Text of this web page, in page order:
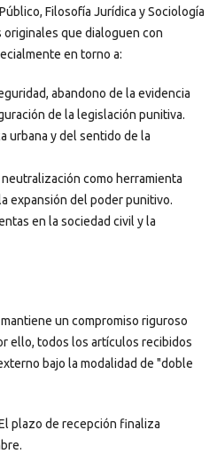
Filosofía Jurídica y Sociología
que dialoguen con
en torno a:
abandono de la evidencia
de la legislación punitiva.
urbana y del sentido de la
como herramienta
expansión del poder punitivo.
en la sociedad civil y la
un compromiso riguroso
ello, todos los artículos recibidos
bajo la modalidad de "doble
plazo de recepción finaliza